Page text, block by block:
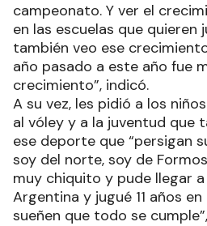
campeonato. Y ver el
en las escuelas que quieren
también veo ese
año pasado a este año fue
crecimiento”, indicó.
A su vez, les pidió a los
al vóley y a la juventud que
ese deporte que “persigan
soy del norte, soy de
muy chiquito y pude llegar
Argentina y jugué 11 años
sueñen que todo se